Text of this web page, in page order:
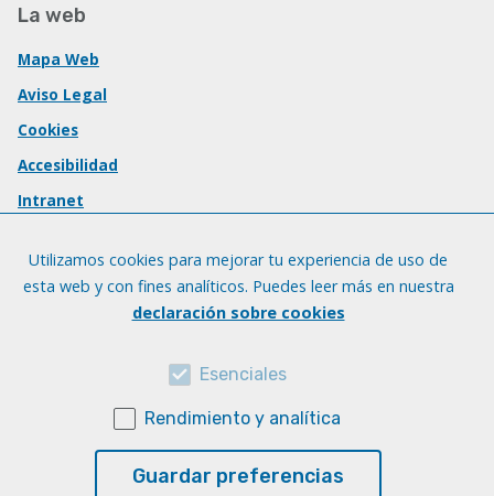
La web
Mapa Web
Aviso Legal
Cookies
Accesibilidad
Intranet
Utilizamos cookies para mejorar tu experiencia de uso de
esta web y con fines analíticos. Puedes leer más en nuestra
declaración sobre cookies
Esenciales
Rendimiento y analítica
Guardar preferencias